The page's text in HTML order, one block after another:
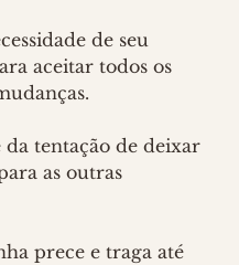
de seu
aceitar todos os
tentação de deixar
as outras
prece e traga até